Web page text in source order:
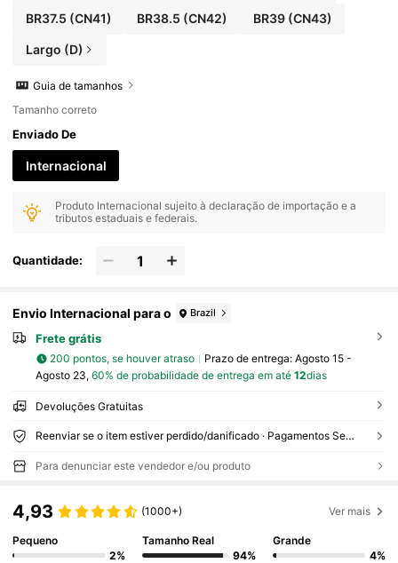
BR37.5 (CN41) BR38.5 (CN42) BR39(CN43)
Largo (D)
Guia de tamanhos
Tamanho correto
Enviado De
Internacional
Produto Internacional sujeito à declaração de importação e a
tributos estaduais e federais.
Quantidade:
Envio Internacional para o Brazil
Frete grátis
200 pontos, se houver atraso Prazo de entrega: Agosto 15 -
Agosto 23, 60% de probabilidade de entrega em até 12dias
Devoluções Gratuitas
Reenviar se o item estiver perdido/danificado · Pagamentos Seguros · Proteção de privacidade
Para denunciar este vendedor e/ou produto
4,93 (1000+) Ver mais
Pequeno
2%
Tamanho Real
94%
Grande
4%